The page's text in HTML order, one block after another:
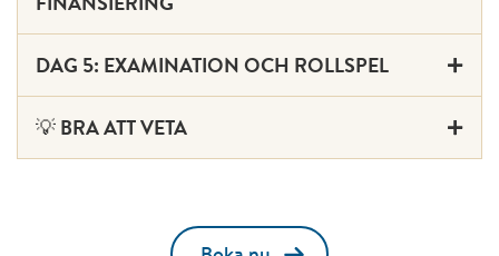
DAG 5: EXAMINATION OCH ROLLSPEL
💡 BRA ATT VETA